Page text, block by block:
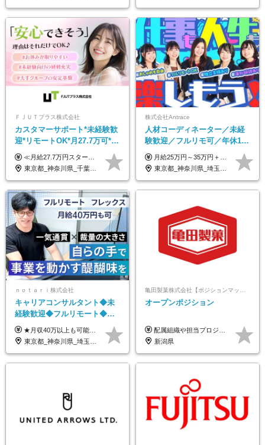
ＦＪＵＴプラス株式会社
カスタマーサポート*未経験歓
迎*リモートOK*月27.7万可*賞
与年2回*転勤なし*連休
OK/ZE010232
≪月給27.7万円スタートも可／賞与年2回≫ ■月給21万円～27.7万円＋各種手当＋賞与年2回 ※給与は勤務地に応じて変更します ※年齢や経験・スキルなどを考慮して決定します ※時間外手当は全額支給 ※上記は初年度の月給となります ※試用期間3ヶ月（その他待遇に差異はありません） 【固定残業代について】 なし（残業代は、実際の労働時間に応じて別途全額支給）
東京都_神奈川県_千葉県_大阪府_愛知県_北海道_長野県_石川県_広島県_福岡県
株式会社Antrace
人材コーディネーター／未経
験歓迎／フルリモ可／年休127
日／おしゃれ自由／海外研修
年10回／美容・サウナ割あり
月給25万円～35万円＋インセンティブ 未経験者：月給25万円～＋インセンティブ 経験者：月給35万円～＋インセンティブ （※経験者は営業経験5年以上の方を想定） ※経験・スキルなどを考慮のうえ、決定します ※時間外手当は別途全額支給します
東京都_神奈川県_埼玉県_千葉県_大阪府_愛知県_北海道_青森県_岩手県_宮城県_秋田県_山形県_福島県_茨城県_栃木県_群馬県_新潟県_山梨県_長野県_富山県_石川県_福井県_静岡県_岐阜県_三重県_兵庫県_京都府_滋賀県_奈良県_和歌山県_広島県_岡山県_鳥取県_島根県_山口県_徳島県_香川県_愛媛県_高知県_福岡県_熊本県_佐賀県_長崎県_大分県_宮崎県_鹿児島県_沖縄県
ｎｏｔａｒｉ株式会社
キャリアコンサルタント◆未
経験歓迎◆フルリモート◆フ
レックス制◆10時出勤・16時
退勤も可◆残業月10時間以内
★月収40万以上も可能！ ★能力・スキル・経験を考慮した年収額を設定します ■月給20万円～40万円＋決算賞与 ※経験・スキルを考慮のうえ決定します ※給与にはみなし残業代40時間分を含む。そのほか詳細に関しては別途面接時にご説明します ※試用期間3ヵ月あり。期間中の雇用形態・条件などに差異はありません
東京都_神奈川県_埼玉県_千葉県_大阪府_愛知県_北海道_青森県_岩手県_宮城県_秋田県_山形県_福島県_茨城県_栃木県_群馬県_新潟県_山梨県_長野県_富山県_石川県_福井県_静岡県_岐阜県_三重県_兵庫県_京都府_滋賀県_奈良県_和歌山県_広島県_岡山県_鳥取県_島根県_山口県_徳島県_香川県_愛媛県_高知県_福岡県_熊本県_佐賀県_長崎県_大分県_宮崎県_鹿児島県_沖縄県
オープンポジション
配属組織や担当プロジェクトにより異なります。 想定年収：400万円～1000万円 ※ご経験やスキルに応じて決定します。 ※上記想定年収はあくまでも目安の金額であり、 選考を通じて上下する可能性があります。
新潟県